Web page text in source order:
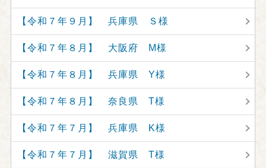
【令和７年９月】 兵庫県 Ｓ様
【令和７年８月】 大阪府 M様
【令和７年８月】 兵庫県 Y様
【令和７年８月】 奈良県 T様
【令和７年７月】 兵庫県 K様
【令和７年７月】 滋賀県 T様